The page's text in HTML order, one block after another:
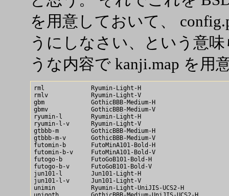
を用意しておいて、
うにしなさい、という意
うな内容で kanji.map を用
rml             Ryumin-Light-H
rmlv            Ryumin-Light-V
gbm             GothicBBB-Medium-H
gbmv            GothicBBB-Medium-V
ryumin-l        Ryumin-Light-H
ryumin-l-v      Ryumin-Light-V
gtbbb-m         GothicBBB-Medium-H
gtbbb-m-v       GothicBBB-Medium-V
futomin-b       FutoMinA101-Bold-H
futomin-b-v     FutoMinA101-Bold-V
futogo-b        FutoGoB101-Bold-H
futogo-b-v      FutoGoB101-Bold-V
jun101-l        Jun101-Light-H
jun101-l-v      Jun101-Light-V
unimin          Ryumin-Light-UniJIS-UCS2-H